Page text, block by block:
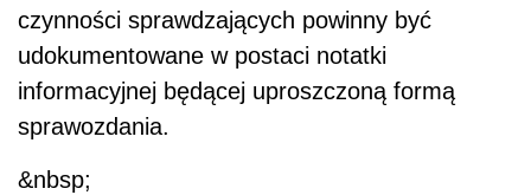
czynności sprawdzających powinny być
udokumentowane w postaci notatki
informacyjnej będącej uproszczoną formą
sprawozdania.
&nbsp;